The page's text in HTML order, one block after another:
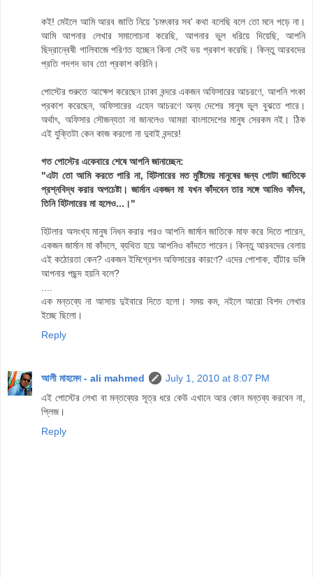
কই! মেইলে আমি আরব জাতি নিয়ে 'চমৎকার সব' কথা বলেছি বলে তো মনে পড়ে না।
আমি আপনার লেখার সমালোচনা করেছি, আপনার ভুল ধরিয়ে দিয়েছি, আপনি
ছিদ্রান্বেষী গালিবাজে পরিণত হচ্ছেন কিনা সেই ভয় প্রকাশ করেছি। কিন্তু আরবদের
প্রতি গদগদ ভাব তো প্রকাশ করিনি।
পোস্টের শুরুতে আক্ষেপ করেছেন ঢাকা বন্দরে একজন অফিসারের আচরণে, আপনি শংকা
প্রকাশ করেছেন, অফিসারের এহেন আচরণে অন্য দেশের মানুষ ভুল বুঝতে পারে।
অর্থাৎ, অফিসার সৌজন্যতা না জানলেও আমরা বাংলাদেশের মানুষ সেরকম নই। ঠিক
এই যুক্তিটা কেন কাজ করলো না দুবাই বন্দরে!
গত পোস্টের একেবারে শেষে আপনি জানাচ্ছেন:
"এটা তো আমি করতে পারি না, হিটলারের মত মুষ্টিমেয় মানুষের জন্য গোটা জাতিকে
প্রশ্নবিদ্ধ করার অপচেষ্টা। জার্মান একজন মা যখন কাঁদবেন তার সঙ্গে আমিও কাঁদব,
তিনি হিটলারের মা হলেও...।"
হিটলার অসংখ্য মানুষ নিধন করার পরও আপনি জার্মান জাতিকে মাফ করে দিতে পারেন,
একজন জার্মান মা কাঁদলে, ব্যথিত হয়ে আপনিও কাঁদতে পারেন। কিন্তু আরবদের বেলায়
এই কঠোরতা কেন? একজন ইমিগ্রেশন অফিসারের কারণে? এদের পোশাক, হাঁটার ভঙ্গি
আপনার পছন্দ হয়নি বলে?
এক মন্তব্যে না আসায় দুইবারে দিতে হলো। সময় কম, নইলে আরো বিশদ লেখার
ইচ্ছে ছিলো।
Reply
আলী মাহমেদ - ali mahmed
July 1, 2010 at 8:07 PM
এই পোস্টের লেখা বা মন্তব্যের সূত্র ধরে কেউ এখানে আর কোন মন্তব্য করবেন না,
প্লিজ।
Reply